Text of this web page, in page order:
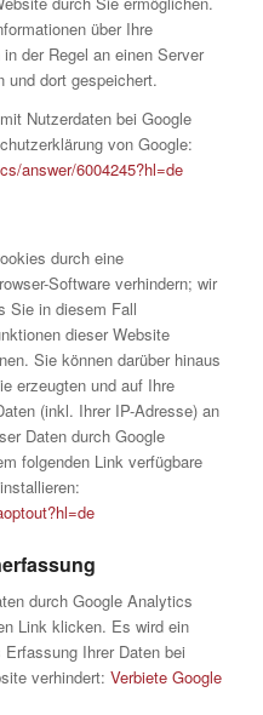
über Ihre
der Regel an einen Server
und dort gespeichert.
Nutzerdaten bei Google
von Google:
answer/6004245?hl=de
durch eine
Software verhindern; wir
Sie in diesem Fall
dieser Website
Sie können darüber hinaus
erzeugten und auf Ihre
(inkl. Ihrer IP-Adresse) an
Daten durch Google
folgenden Link verfügbare
durch Google Analytics
Link klicken. Es wird ein
Ihrer Daten bei
verhindert: Verbiete Google